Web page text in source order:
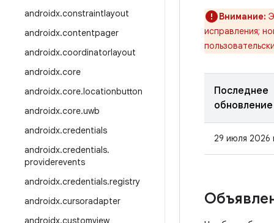
androidx.constraintlayout
androidx.contentpager
androidx.coordinatorlayout
androidx.core
androidx.core.locationbutton
androidx.core.uwb
androidx.credentials
androidx.credentials.
providerevents
androidx.credentials.registry
androidx.cursoradapter
androidx.customview
Внимание:
исправления;
Последнее
обновление
29 июля 2026